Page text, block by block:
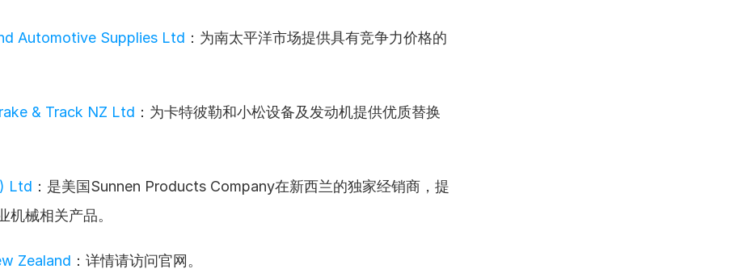
Automotive Supplies Ltd ：为南太平洋市场提供具有竞争力价格的
& Track NZ Ltd ：为卡特彼勒和小松设备及发动机提供优质替换
Ltd ：是美国Sunnen Products Company在新西兰的独家经销商，提
机械相关产品。
Zealand ：详情请访问官网。